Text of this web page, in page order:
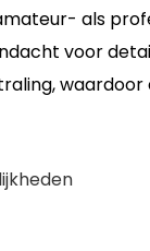
als
voor
waardoor